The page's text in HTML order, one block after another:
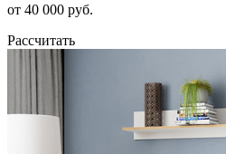
от 40 000 руб.
Рассчитать